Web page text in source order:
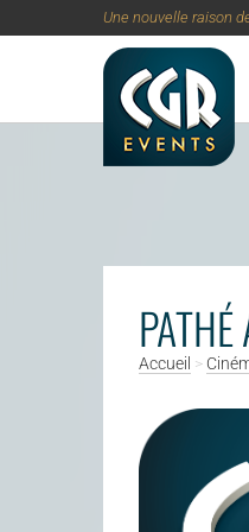
Aller au contenu principal
Une nouvelle raison
Accueil >